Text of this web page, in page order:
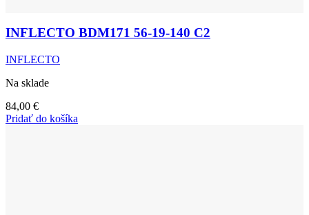
INFLECTO BDM171 56-19-140 C2
INFLECTO
Na sklade
84,00 €
Pridať do košíka